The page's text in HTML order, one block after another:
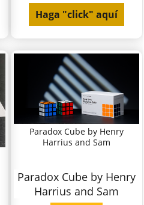
Haga "click" aquí
Paradox Cube by Henry
Harrius and Sam
Paradox Cube by Henry
Harrius and Sam